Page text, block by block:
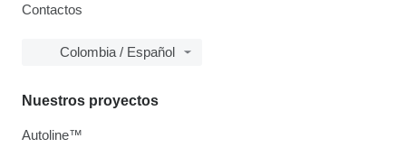
Contactos
Colombia / Español
Nuestros proyectos
Autoline™